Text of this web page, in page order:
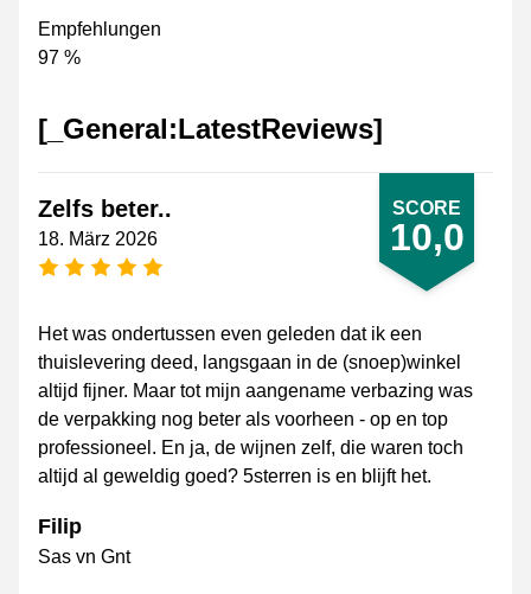
Empfehlungen
97 %
[_General:LatestReviews]
SCORE
10,0
Zelfs beter..
18. März 2026
[_General:NumberOfStarsPluralFormat]
Het was ondertussen even geleden dat ik een
thuislevering deed, langsgaan in de (snoep)winkel
altijd fijner. Maar tot mijn aangename verbazing was
de verpakking nog beter als voorheen - op en top
professioneel. En ja, de wijnen zelf, die waren toch
altijd al geweldig goed? 5sterren is en blijft het.
Filip
Sas vn Gnt